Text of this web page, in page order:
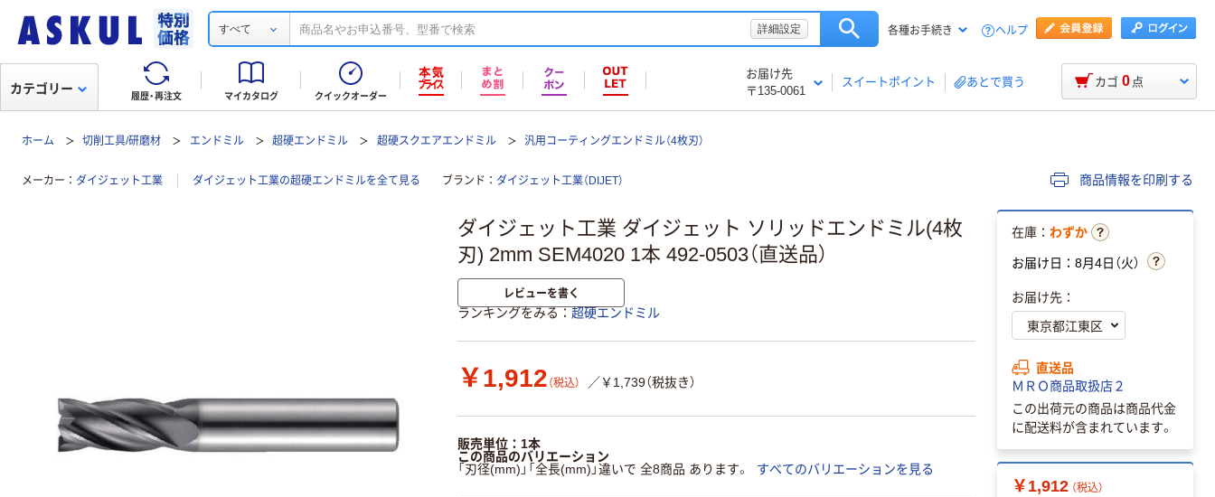
すべて 詳細設定 各種お手続き ヘルプ
履歴・再注文 マイカタログ クイックオーダー
お届け先
〒135-0061
スイートポイント あとで買う
カテゴリー カゴ 0 点
ホーム 切削工具/研磨材 エンドミル 超硬エンドミル 超硬スクエアエンドミル 汎用コーティングエンドミル（4枚刃）
メーカー ダイジェット工業 ダイジェット工業の超硬エンドミルを全て見る ブランド ダイジェット工業（DIJET） 商品情報を印刷する
ダイジェット工業 ダイジェット ソリッドエンドミル(4枚
刃) 2mm SEM4020 1本 492-0503（直送品）
レビューを書く
ランキングをみる 超硬エンドミル
￥1,912 （税込） ／￥1,739（税抜き）
販売単位：1本
この商品のバリエーション
「刃径(mm)」「全長(mm)」違いで 全8商品 あります。
すべてのバリエーションを見る
在庫： わずか
お届け日：8月4日（火）
お届け先：
直送品
ＭＲＯ商品取扱店２
この出荷元の商品は商品代金
に配送料が含まれています。
￥1,912 （税込）